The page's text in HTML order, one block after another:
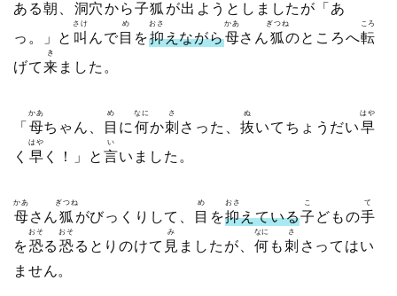
ある朝、 洞穴から子狐が出 ようとしましたが「あ
っ。」と 叫
さけ
んで目
め
を抑
おさ
えながら母
かあ
さん狐
ぎつね
のところへ転
ころ
げて来
き
ました。
「母
かあ
ちゃん、 目
め
に何
なに
か刺
さ
さった、 抜
ぬ
いてちょうだい早
はや
く 早
はや
く！」と言
い
いました。
母
かあ
さん狐
ぎつね
がびっくりして、 目
め
を抑
おさ
えている子
こ
どもの手
て
を恐
おそ
る恐
おそ
るとりのけて 見
み
ましたが、 何
なに
も刺
さ
さってはい
ません。